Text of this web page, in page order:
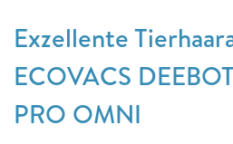
Exzellente
ECOVACS
PRO OMNI